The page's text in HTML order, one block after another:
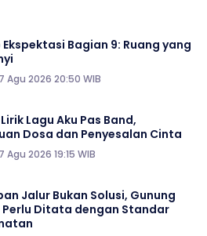
Bagian 9: Ruang yang
Agu 2026 20:50 WIB
Lagu Aku Pas Band,
Dosa dan Penyesalan Cinta
2026 19:15 WIB
Jalur Bukan Solusi, Gunung
Perlu Ditata dengan Standar